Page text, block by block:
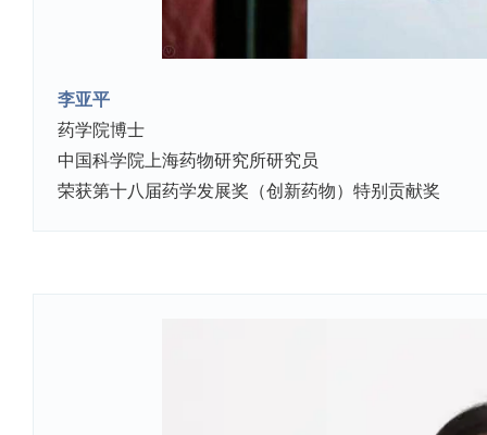
李亚平
药学院博士
中国科学院上海药物研究所研究员
荣获第十八届药学发展奖（创新药物）特别贡献奖